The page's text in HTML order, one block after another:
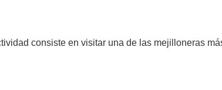
consiste en visitar una de las mejilloneras